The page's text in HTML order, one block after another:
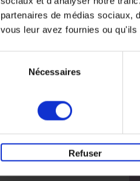
partenaires de médias sociaux,
vous leur avez fournies ou
Nécessaires
Refuser